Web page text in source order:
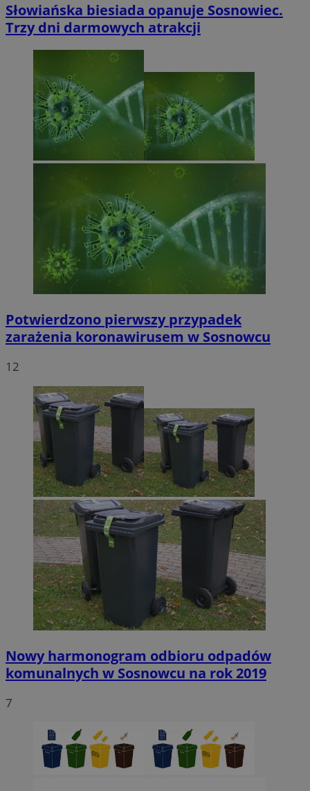
Słowiańska biesiada opanuje Sosnowiec.
Trzy dni darmowych atrakcji
Potwierdzono pierwszy przypadek
zarażenia koronawirusem w Sosnowcu
12
Nowy harmonogram odbioru odpadów
komunalnych w Sosnowcu na rok 2019
7